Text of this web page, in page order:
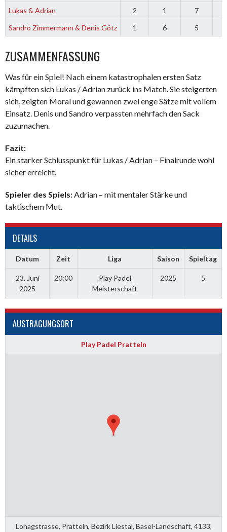
Lukas & Adrian 2 1 7
Sandro Zimmermann & Denis Götz
1 6 5
ZUSAMMENFASSUNG
Was für ein Spiel! Nach einem katastrophalen ersten Satz
kämpften sich Lukas / Adrian zurück ins Match. Sie steigerten
sich, zeigten Moral und gewannen zwei enge Sätze mit vollem
Einsatz. Denis und Sandro verpassten mehrfach den Sack
zuzumachen.
Fazit:
Ein starker Schlusspunkt für Lukas / Adrian – Finalrunde wohl
sicher erreicht.
Spieler des Spiels:Adrian – mit mentaler Stärke und
taktischem Mut.
DETAILS
Datum Zeit Liga Saison Spieltag
23. Juni
2025
20:00
Play Padel
Meisterschaft
2025 5
AUSTRAGUNGSORT
Play Padel Pratteln
Lohagstrasse, Pratteln, Bezirk Liestal, Basel-Landschaft, 4133,